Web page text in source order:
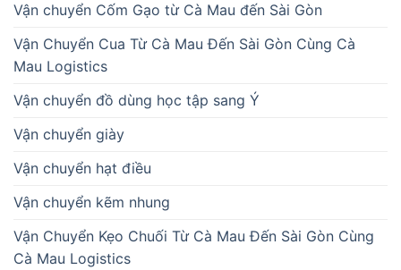
Vận chuyển Cốm Gạo từ Cà Mau đến Sài Gòn
Vận Chuyển Cua Từ Cà Mau Đến Sài Gòn Cùng Cà
Mau Logistics
Vận chuyển đồ dùng học tập sang Ý
Vận chuyển giày
Vận chuyển hạt điều
Vận chuyển kẽm nhung
Vận Chuyển Kẹo Chuối Từ Cà Mau Đến Sài Gòn Cùng
Cà Mau Logistics